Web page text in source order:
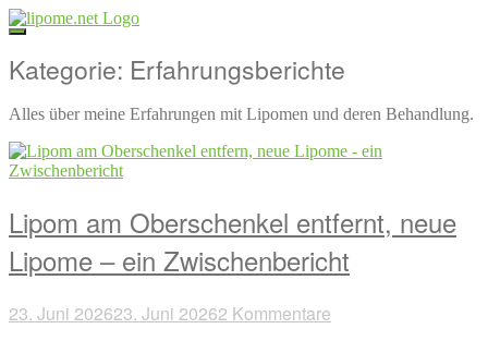
Direkt
zum
Kategorie: Erfahrungsberichte
Alles über meine Erfahrungen mit Lipomen und deren Behandlung.
Lipom am Oberschenkel entfernt, neue
Lipome – ein Zwischenbericht
23. Juni 202623. Juni 20262 Kommentare